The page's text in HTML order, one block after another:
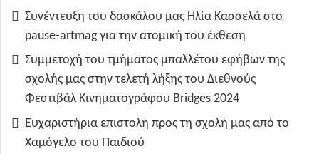
Συνέντευξη του δασκάλου μας Ηλία Κασσελά στο
pause-artmag για την ατομική του έκθεση
Συμμετοχή του τμήματος μπαλλέτου εφήβων της
σχολής μας στην τελετή λήξης του Διεθνούς
Φεστιβάλ Κινηματογράφου Bridges 2024
Ευχαριστήρια επιστολή προς τη σχολή μας από το
Χαμόγελο του Παιδιού